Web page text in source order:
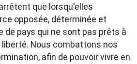
que lorsqu'elles
opposée, déterminée et
de pays qui ne sont pas prêts à
Nous combattons nos
afin de pouvoir vivre en